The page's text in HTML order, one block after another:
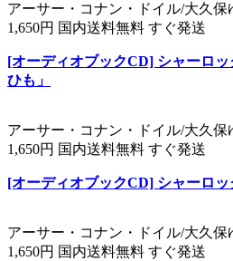
アーサー・コナン・ドイル/大久
1,650円 国内送料無料 すぐ発送
[オーディオブックCD] シャーロ
ひも」
アーサー・コナン・ドイル/大久
1,650円 国内送料無料 すぐ発送
[オーディオブックCD] シャーロッ
アーサー・コナン・ドイル/大久
1,650円 国内送料無料 すぐ発送